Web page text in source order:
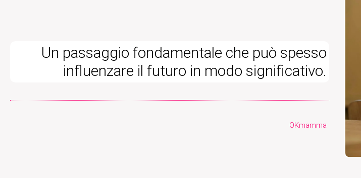
Un passaggio fondamentale che può spesso
influenzare il futuro in modo significativo.
OKmamma